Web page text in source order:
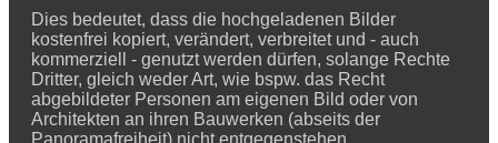
Dies bedeutet, dass die hochgeladenen Bilder
kostenfrei kopiert, verändert, verbreitet und - auch
kommerziell - genutzt werden dürfen, solange Rechte
Dritter, gleich weder Art, wie bspw. das Recht
abgebildeter Personen am eigenen Bild oder von
Architekten an ihren Bauwerken (abseits der